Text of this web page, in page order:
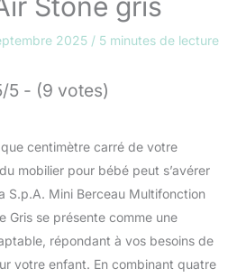
2025 / 5 minutes de lecture
5 - (9 votes)
centimètre carré de votre
mobilier pour bébé peut s’avérer
S.p.A. Mini Berceau Multifonction
Gris se présente comme une
répondant à vos besoins de
votre enfant. En combinant quatre